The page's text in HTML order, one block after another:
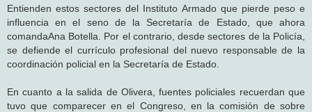
Entienden estos sectores del Instituto Armado que pierde peso e
influencia en el seno de la Secretaría de Estado, que ahora
comandaAna Botella. Por el contrario, desde sectores de la Policía,
se defiende el currículo profesional del nuevo responsable de la
coordinación policial en la Secretaría de Estado.
En cuanto a la salida de Olivera, fuentes policiales recuerdan que
tuvo que comparecer en el Congreso, en la comisión de sobre